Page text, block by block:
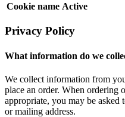
Cookie name Active
Privacy Policy
What information do we
We collect information from
place an order. When ordering
appropriate, you may be asked
or mailing address.